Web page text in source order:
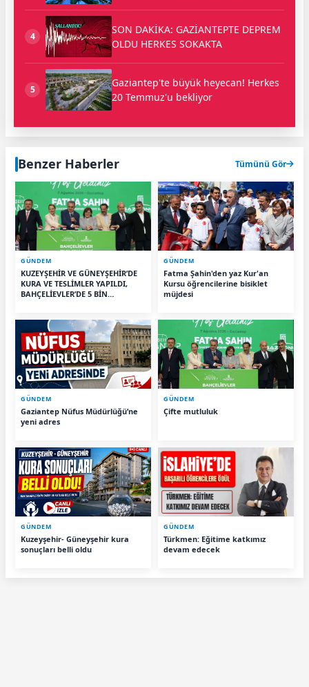
4
SON DAKİKA: GAZİANTEPTE DEPREM
OLDU HERKES SOKAKTA
5
Gaziantep'te büyük heyecan! Herkes
20 Temmuz'u bekliyor
Benzer Haberler Tümünü Gör
GÜNDEM
KUZEYŞEHİR VE GÜNEYŞEHİR’DE
KURA VE TESLİMLER YAPILDI,
BAHÇELİEVLER’DE 5 BİN
GÜNDEM
Fatma Şahin'den yaz Kur'an
Kursu öğrencilerine bisiklet
müjdesi
GÜNDEM
Gaziantep Nüfus Müdürlüğü’ne
yeni adres
GÜNDEM
Çifte mutluluk
GÜNDEM
Kuzeyşehir- Güneyşehir kura
sonuçları belli oldu
GÜNDEM
Türkmen: Eğitime katkımız
devam edecek